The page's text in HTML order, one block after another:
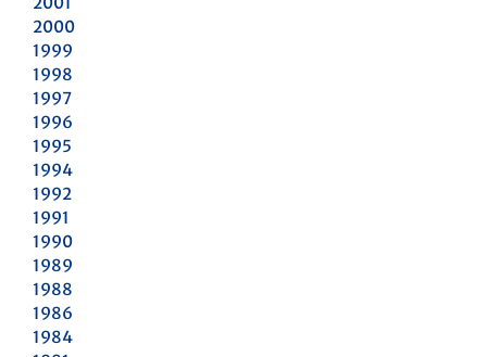
2000
1999
1998
1997
1996
1995
1994
1992
1991
1990
1989
1988
1986
1984